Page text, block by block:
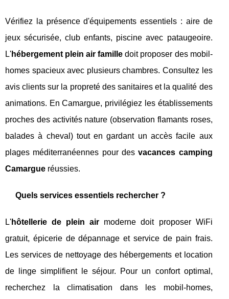
Vérifiez la présence d'équipements essentiels : aire de
jeux sécurisée, club enfants, piscine avec pataugeoire.
L'hébergement plein air famille doit proposer des mobil-
homes spacieux avec plusieurs chambres. Consultez les
avis clients sur la propreté des sanitaires et la qualité des
animations. En Camargue, privilégiez les établissements
proches des activités nature (observation flamants roses,
balades à cheval) tout en gardant un accès facile aux
plages méditerranéennes pour desvacances camping
Camargue réussies.
Quels services essentiels rechercher ?
L'hôtellerie de plein air moderne doit proposer WiFi
gratuit, épicerie de dépannage et service de pain frais.
Les services de nettoyage des hébergements et location
de linge simplifient le séjour. Pour un confort optimal,
recherchez la climatisation dans les mobil-homes,